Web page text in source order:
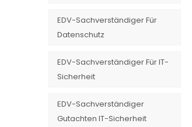
EDV-Sachverständiger Für
Datenschutz
EDV-Sachverständiger Für IT-
Sicherheit
EDV-Sachverständiger
Gutachten IT-Sicherheit